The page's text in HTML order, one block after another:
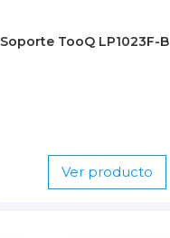
Soporte TooQ LP1023F-B
Ver producto